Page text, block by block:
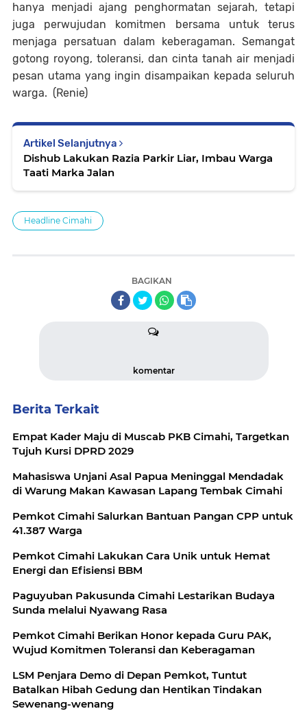
hanya menjadi ajang penghormatan sejarah, tetapi
juga perwujudan komitmen bersama untuk terus
menjaga persatuan dalam keberagaman. Semangat
gotong royong, toleransi, dan cinta tanah air menjadi
pesan utama yang ingin disampaikan kepada seluruh
warga. (Renie)
Artikel Selanjutnya
Dishub Lakukan Razia Parkir Liar, Imbau Warga
Taati Marka Jalan
Headline Cimahi
BAGIKAN
komentar
Berita Terkait
Empat Kader Maju di Muscab PKB Cimahi, Targetkan
Tujuh Kursi DPRD 2029
Mahasiswa Unjani Asal Papua Meninggal Mendadak
di Warung Makan Kawasan Lapang Tembak Cimahi
Pemkot Cimahi Salurkan Bantuan Pangan CPP untuk
41.387 Warga
Pemkot Cimahi Lakukan Cara Unik untuk Hemat
Energi dan Efisiensi BBM
Paguyuban Pakusunda Cimahi Lestarikan Budaya
Sunda melalui Nyawang Rasa
Pemkot Cimahi Berikan Honor kepada Guru PAK,
Wujud Komitmen Toleransi dan Keberagaman
LSM Penjara Demo di Depan Pemkot, Tuntut
Batalkan Hibah Gedung dan Hentikan Tindakan
Sewenang-wenang